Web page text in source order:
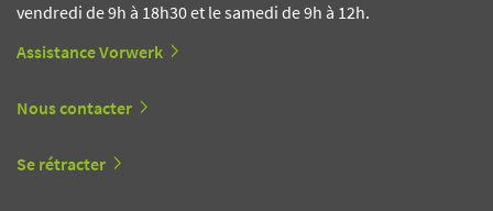
vendredi de 9h à 18h30 et le samedi de 9h à 12h.
Assistance Vorwerk
Nous contacter
Se rétracter